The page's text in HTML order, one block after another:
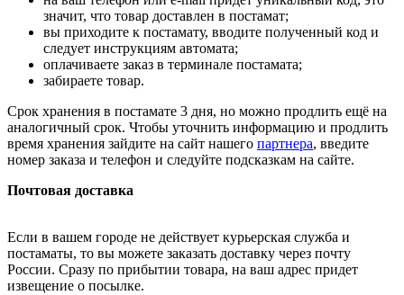
значит, что товар доставлен в постамат;
вы приходите к постамату, вводите полученный код и
следует инструкциям автомата;
оплачиваете заказ в терминале постамата;
забираете товар.
Срок хранения в постамате 3 дня, но можно продлить ещё на
аналогичный срок. Чтобы уточнить информацию и продлить
время хранения зайдите на сайт нашего партнера, введите
номер заказа и телефон и следуйте подсказкам на сайте.
Почтовая доставка
Если в вашем городе не действует курьерская служба и
постаматы, то вы можете заказать доставку через почту
России. Сразу по прибытии товара, на ваш адрес придет
извещение о посылке.